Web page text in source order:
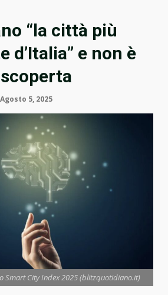
“la città più
d’Italia” e non è
Agosto 5, 2025
Smart City Index 2025 (blitzquotidiano.it)